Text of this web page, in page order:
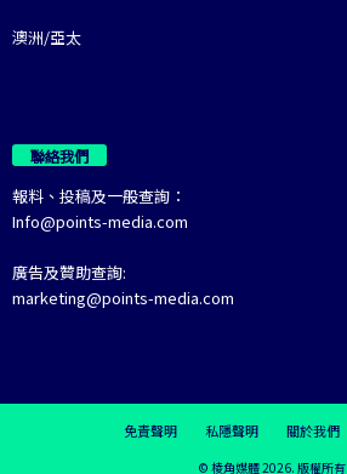
澳洲/亞太
聯絡我們
報料、投稿及一般查詢：
Info@points-media.com
廣告及贊助查詢:
marketing@points-media.com
免責聲明 私隱聲明 關於我們
© 棱角媒體 2026. 版權所有